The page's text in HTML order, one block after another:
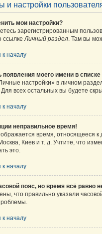
и настройки
мои настройки?
зарегистрированным
ссылкеЛичный раздел. Там вы
к началу
появления моего имени в
настройки» в личном
всех остальных вы будете
к началу
неправильное время!
время, относящееся к
Киев и т. д. Учтите, что
это.
к началу
пояс, но время всё равно
что правильно указали
к началу